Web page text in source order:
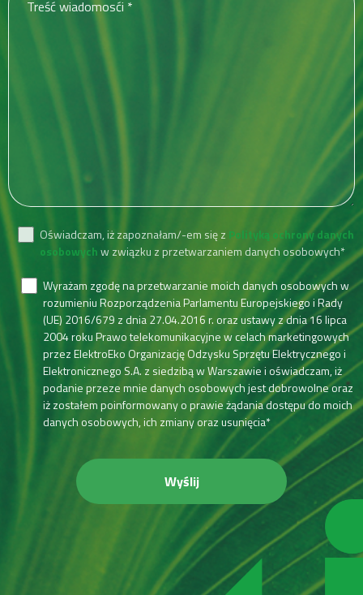
Oświadczam, iż zapoznałam/-em się z Polityką ochrony danych
osobowychw związku z przetwarzaniem danych osobowych*
Wyrażam zgodę na przetwarzanie moich danych osobowych w
rozumieniu Rozporządzenia Parlamentu Europejskiego i Rady
(UE) 2016/679 z dnia 27.04.2016 r. oraz ustawy z dnia 16 lipca
2004 roku Prawo telekomunikacyjne w celach marketingowych
przez ElektroEko Organizację Odzysku Sprzętu Elektrycznego i
Elektronicznego S.A. z siedzibą w Warszawie i oświadczam, iż
podanie przeze mnie danych osobowych jest dobrowolne oraz
iż zostałem poinformowany o prawie żądania dostępu do moich
danych osobowych, ich zmiany oraz usunięcia*